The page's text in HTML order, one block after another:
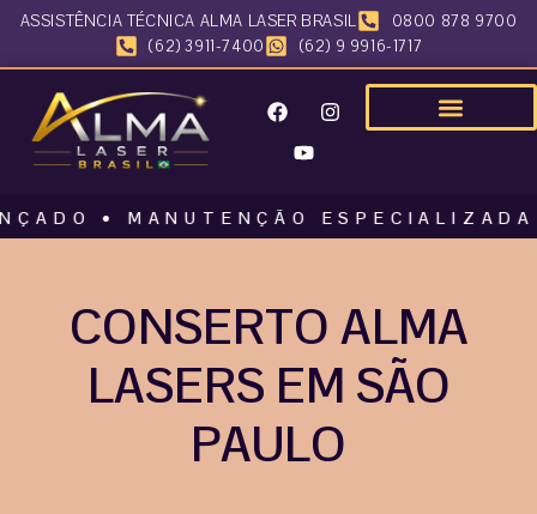
ASSISTÊNCIA TÉCNICA ALMA LASER BRASIL
0800 878 9700
(62) 3911-7400
(62) 9 9916-1717
• MANUTENÇÃO ESPECIALIZADA
CONSERTO ALMA
LASERS EM SÃO
PAULO